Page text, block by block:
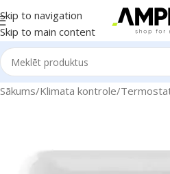
Skip to navigation
Skip to main content
Sākums/Klimata kontrole/